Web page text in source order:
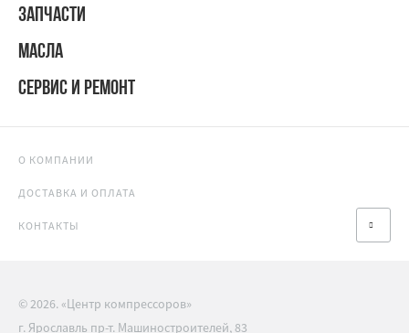
ЗАПЧАСТИ
МАСЛА
СЕРВИС И РЕМОНТ
О КОМПАНИИ
ДОСТАВКА И ОПЛАТА
КОНТАКТЫ
© 2026. «Центр компрессоров»
г. Ярославль пр-т. Машиностроителей, 83